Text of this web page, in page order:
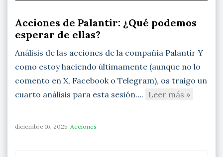
Acciones de Palantir: ¿Qué podemos
esperar de ellas?
Análisis de las acciones de la compañía Palantir Y
como estoy haciendo últimamente (aunque no lo
comento en X, Facebook o Telegram), os traigo un
cuarto análisis para esta sesión…. Leer más »
diciembre 16, 2025 Acciones